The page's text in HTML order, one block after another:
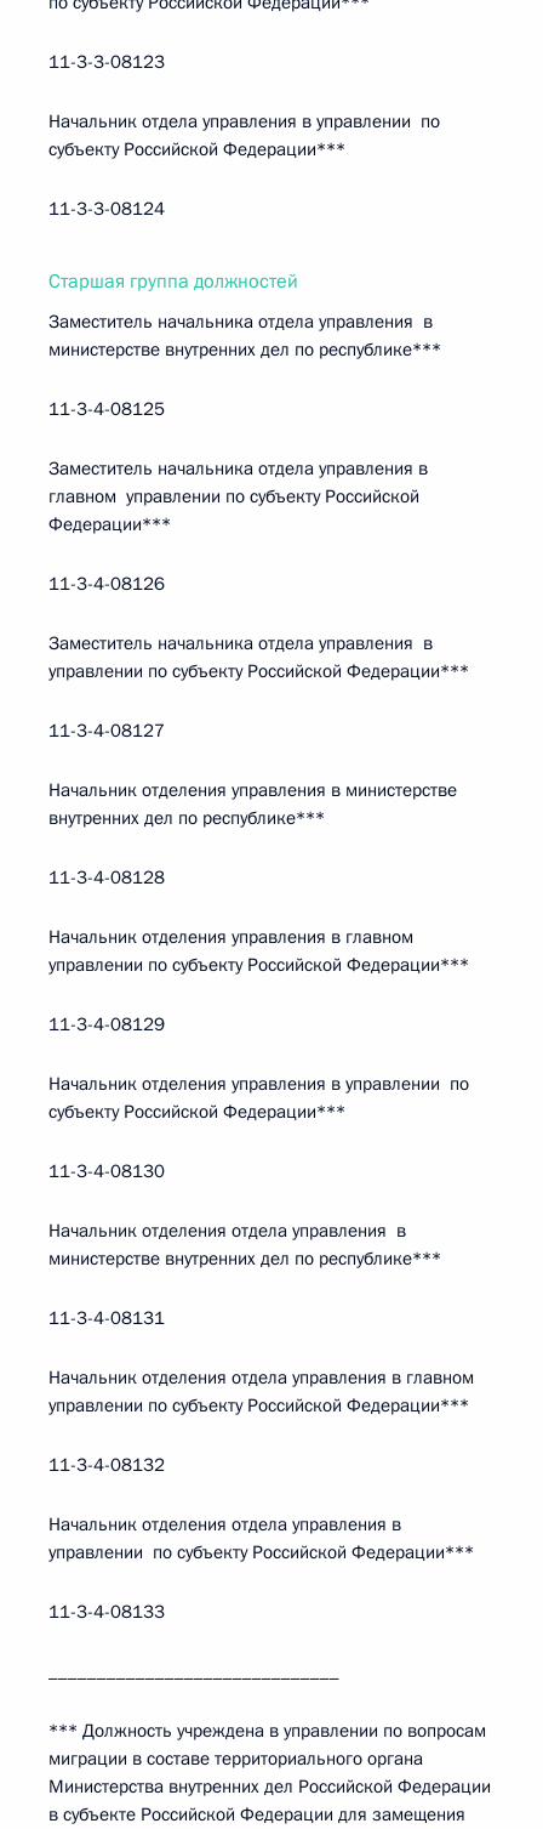
11-3-3-08123
Начальник отдела управления в управлении по
субъекту Российской Федерации***
11-3-3-08124
Старшая группа должностей
Заместитель начальника отдела управления в
министерстве внутренних дел по республике***
11-3-4-08125
Заместитель начальника отдела управления в
главном управлении по субъекту Российской
Федерации***
11-3-4-08126
Заместитель начальника отдела управления в
управлении по субъекту Российской Федерации***
11-3-4-08127
Начальник отделения управления в министерстве
внутренних дел по республике***
11-3-4-08128
Начальник отделения управления в главном
управлении по субъекту Российской Федерации***
11-3-4-08129
Начальник отделения управления в управлении по
субъекту Российской Федерации***
11-3-4-08130
Начальник отделения отдела управления в
министерстве внутренних дел по республике***
11-3-4-08131
Начальник отделения отдела управления в главном
управлении по субъекту Российской Федерации***
11-3-4-08132
Начальник отделения отдела управления в
управлении по субъекту Российской Федерации***
11-3-4-08133
*** Должность учреждена в управлении по вопросам
миграции в составе территориального органа
Министерства внутренних дел Российской Федерации
в субъекте Российской Федерации для замещения